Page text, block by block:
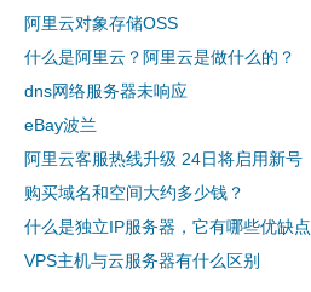
阿里云对象存储OSS
什么是阿里云？阿里云是做什么的？
dns网络服务器未响应
eBay波兰
阿里云客服热线升级 24日将启用新号
购买域名和空间大约多少钱？
什么是独立IP服务器，它有哪些优缺点
VPS主机与云服务器有什么区别